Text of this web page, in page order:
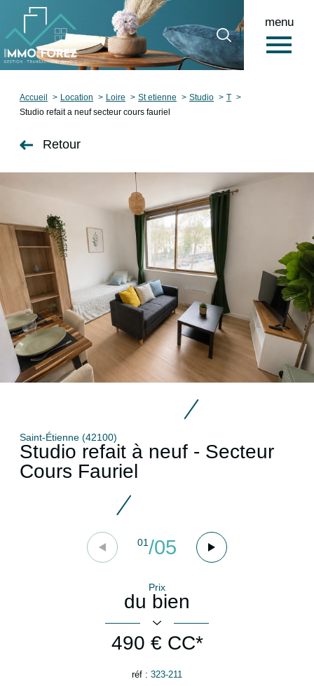
menu
Accueil
0
Accueil Location Loire St etienne Studio
T
Studio refait a neuf secteur cours fauriel
Retour
Saint-Étienne (42100)
Studio refait à neuf - Secteur
Cours Fauriel
01/05
Prix
du bien
490 € CC*
réf : 323-211